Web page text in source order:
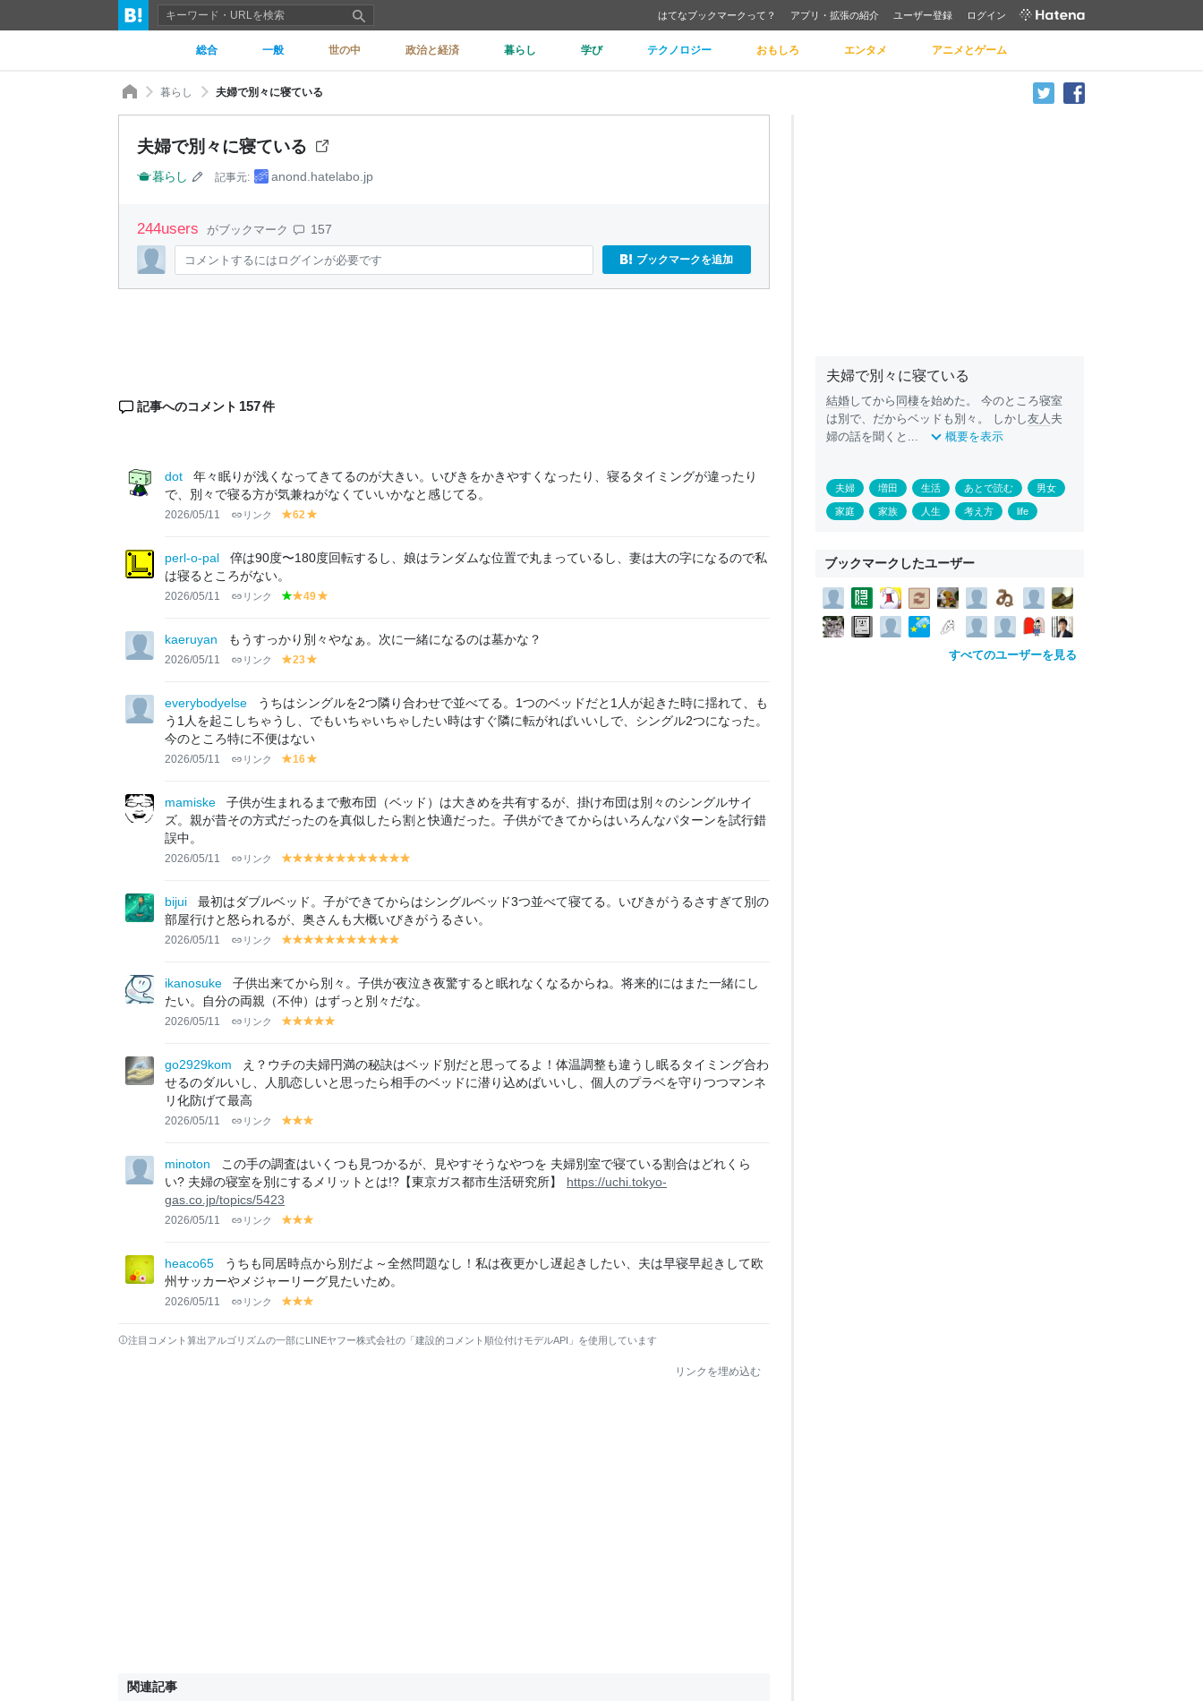
はてなブックマークって？ アプリ・拡張の紹介 ユーザー登録 ログイン
総合 一般 世の中 政治と経済 暮らし 学び テクノロジー おもしろ エンタメ アニメとゲーム
暮らし 夫婦で別々に寝ている
夫婦で別々に寝ている
暮らし 記事元: anond.hatelabo.jp
244users がブックマーク 157
コメントするにはログインが必要です ブックマークを追加
記事へのコメント 157件
dot
年々眠りが浅くなってきてるのが大きい。いびきをかきやすくなったり、寝るタイミングが違ったり
で、別々で寝る方が気兼ねがなくていいかなと感じてる。
2026/05/11 リンク
y
lo
62
lo
perl-o-pal
倅は90度〜180度回転するし、娘はランダムな位置で丸まっているし、妻は大の字になるので私
は寝るところがない。
2026/05/11 リンク
g
e
e
y
lo
w
49
lo
kaeruyan もうすっかり別々やなぁ。次に一緒になるのは墓かな？
2026/05/11 リンク
y
lo
w
23
lo
w
everybodyelse
うちはシングルを2つ隣り合わせで並べてる。1つのベッドだと1人が起きた時に揺れて、も
う1人を起こしちゃうし、でもいちゃいちゃしたい時はすぐ隣に転がればいいしで、シングル2つになった。
今のところ特に不便はない
2026/05/11 リンク
y
lo
w
16
lo
w
mamiske
子供が生まれるまで敷布団（ベッド）は大きめを共有するが、掛け布団は別々のシングルサイ
ズ。親が昔その方式だったのを真似したら割と快適だった。子供ができてからはいろんなパターンを試行錯
誤中。
2026/05/11 リンク
y
lo
w
y
lo
y
lo
w
y
w
y
lo
w
y
lo
w
y
lo
w
y
lo
w
y
lo
w
y
lo
w
y
lo
w
lo
w
bijui
最初はダブルベッド。子ができてからはシングルベッド3つ並べて寝てる。いびきがうるさすぎて別の
部屋行けと怒られるが、奥さんも大概いびきがうるさい。
2026/05/11 リンク
y
lo
w
y
lo
w
y
lo
w
y
lo
w
y
lo
w
y
lo
w
y y
lo
w
y
lo
w
y
lo
w
lo
w
ikanosuke
子供出来てから別々。子供が夜泣き夜驚すると眠れなくなるからね。将来的にはまた一緒にし
たい。自分の両親（不仲）はずっと別々だな。
2026/05/11 リンク
y
lo
w
y
lo
w
y
lo
w
y
lo
w
lo
w
go2929kom
え？ウチの夫婦円満の秘訣はベッド別だと思ってるよ！体温調整も違うし眠るタイミング合わ
せるのダルいし、人肌恋しいと思ったら相手のベッドに潜り込めばいいし、個人のプラベを守りつつマンネ
リ化防げて最高
2026/05/11 リンク
y
lo
w
y
lo
w
lo
w
minoton
この手の調査はいくつも見つかるが、見やすそうなやつを 夫婦別室で寝ている割合はどれくら
い? 夫婦の寝室を別にするメリットとは!?【東京ガス都市生活研究所】
https://uchi.tokyo-
gas.co.jp/topics/5423
2026/05/11 リンク
y
lo
y
lo
w
lo
heaco65
うちも同居時点から別だよ～全然問題なし！私は夜更かし遅起きしたい、夫は早寝早起きして欧
州サッカーやメジャーリーグ見たいため。
2026/05/11 リンク
y
lo
y
lolo
注目コメント算出アルゴリズムの一部にLINEヤフー株式会社の「建設的コメント順位付けモデルAPI」を使用しています
リンクを埋め込む
関連記事
夫婦で別々に寝ている
結婚 してから 同棲を始めた。 今のところ寝室
は別で、だからベッドも別々。 しかし友人 夫
婦の話を聞くと...
概要を表示
夫婦 増田 生活 あとで読む 男女
家庭 家族 人生 考え方 life
ブックマークしたユーザー
すべてのユーザーを見る